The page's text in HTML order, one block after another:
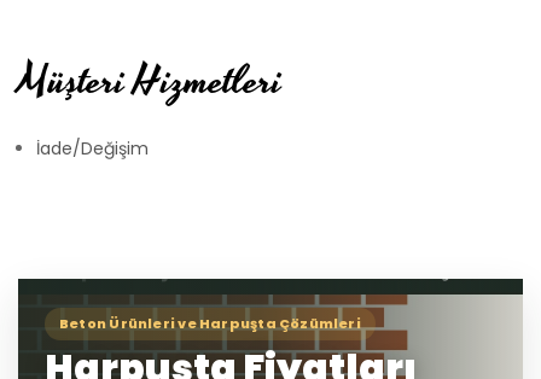
Müşteri Hizmetleri
İade/Değişim